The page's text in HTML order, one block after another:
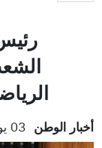
أخبار الوطن 03 يونيو, 2026